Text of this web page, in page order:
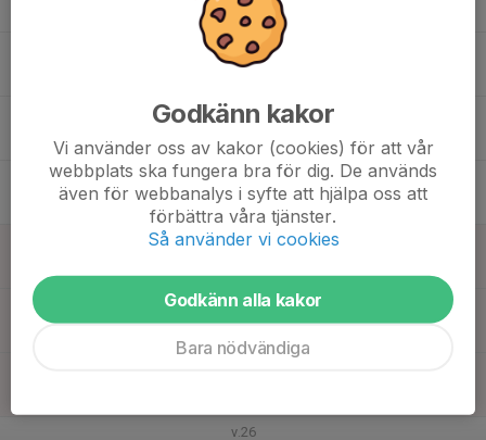
20
v.26
Godkänn kakor
Vi använder oss av kakor (cookies) för att vår
webbplats ska fungera bra för dig. De används
även för webbanalys i syfte att hjälpa oss att
förbättra våra tjänster.
Så använder vi cookies
Godkänn alla kakor
Bara nödvändiga